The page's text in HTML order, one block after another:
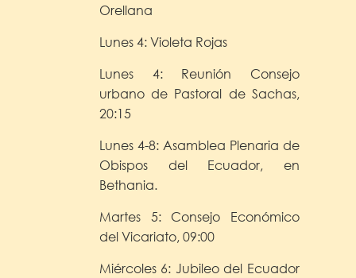
Orellana
Lunes 4: Violeta Rojas
Lunes 4: Reunión Consejo
urbano de Pastoral de Sachas,
20:15
Lunes 4-8: Asamblea Plenaria de
Obispos del Ecuador, en
Bethania.
Martes 5: Consejo Económico
del Vicariato, 09:00
Miércoles 6: Jubileo del Ecuador